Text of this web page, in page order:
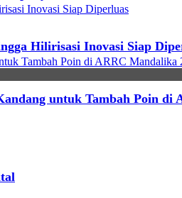
Hilirisasi Inovasi Siap
untuk Tambah Poin di